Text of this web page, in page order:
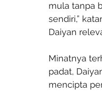
mula tanpa
sendiri,”
Daiyan
Minatnya
padat,
mencipta